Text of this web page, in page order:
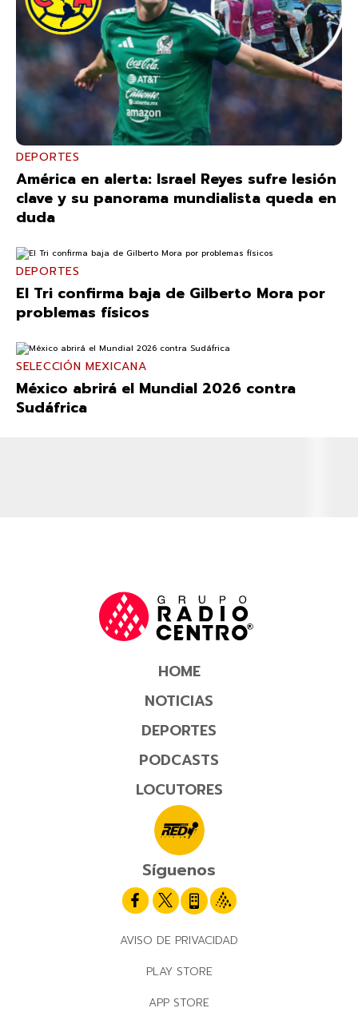
DEPORTES
América en alerta: Israel Reyes sufre lesión
clave y su panorama mundialista queda en
duda
DEPORTES
El Tri confirma baja de Gilberto Mora por
problemas físicos
SELECCIÓN MEXICANA
México abrirá el Mundial 2026 contra
Sudáfrica
HOME
NOTICIAS
DEPORTES
PODCASTS
LOCUTORES
Síguenos
AVISO DE PRIVACIDAD
PLAY STORE
APP STORE